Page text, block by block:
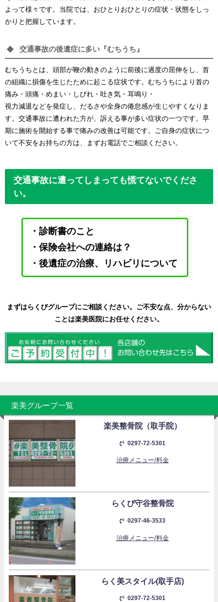
よって様々です。当院では、おひとりおひとりの症状・状態をしっ
かりと把握しています。
交通事故の後遺症に多い『むちうち』
むちうちとは、頭部が鞭の動きのように前後に過度の屈伸をし、首
の組織に損傷を生じたために起こる症状です。むちうちにより首の
痛み・頭痛・めまい・しびれ・吐き気・耳鳴り・
視力減退などを発症し、だるさや全身の倦怠感が生じやすくなりま
す。交通事故に遭われた方が、訴える事が多い症状の一つです。早
期に施術を開始する事で痛みの改善は可能です。ご自身の症状につ
いて不安をお持ちの方は、まずお電話でご相談ください。
交通事故に遭ってしまっても慌てないでくださ
い。
・診断書のこと
・保険会社への連絡は？
・後遺症の治療、リハビリについて
まずはらくびグループにご相談ください。ご不安な点、分からない
ことは楽美医院にお任せください。
楽美グループ一覧
楽美整骨院（取手院）
0297-72-5301
治療メニュー/料金
らくび守谷整骨院
0297-46-3533
治療メニュー/料金
らく美スタイル(取手店)
0297-72-5301